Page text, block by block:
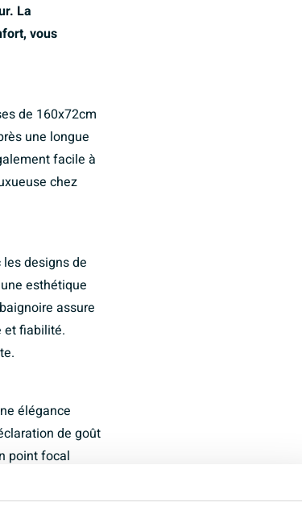
La
vous
de 160x72cm
une longue
facile à
chez
designs de
esthétique
assure
et fiabilité.
élégance
de goût
point focal
cette